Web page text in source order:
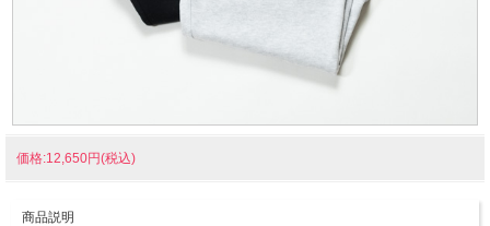
価格:12,650円(税込)
商品説明